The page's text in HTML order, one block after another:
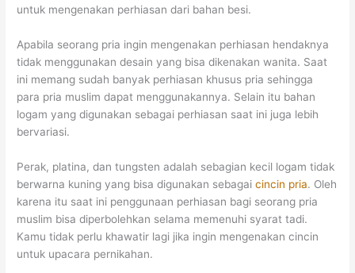
untuk mengenakan perhiasan dari bahan besi.
Apabila seorang pria ingin mengenakan perhiasan hendaknya
tidak menggunakan desain yang bisa dikenakan wanita. Saat
ini memang sudah banyak perhiasan khusus pria sehingga
para pria muslim dapat menggunakannya. Selain itu bahan
logam yang digunakan sebagai perhiasan saat ini juga lebih
bervariasi.
Perak, platina, dan tungsten adalah sebagian kecil logam tidak
berwarna kuning yang bisa digunakan sebagaicincin pria. Oleh
karena itu saat ini penggunaan perhiasan bagi seorang pria
muslim bisa diperbolehkan selama memenuhi syarat tadi.
Kamu tidak perlu khawatir lagi jika ingin mengenakan cincin
untuk upacara pernikahan.